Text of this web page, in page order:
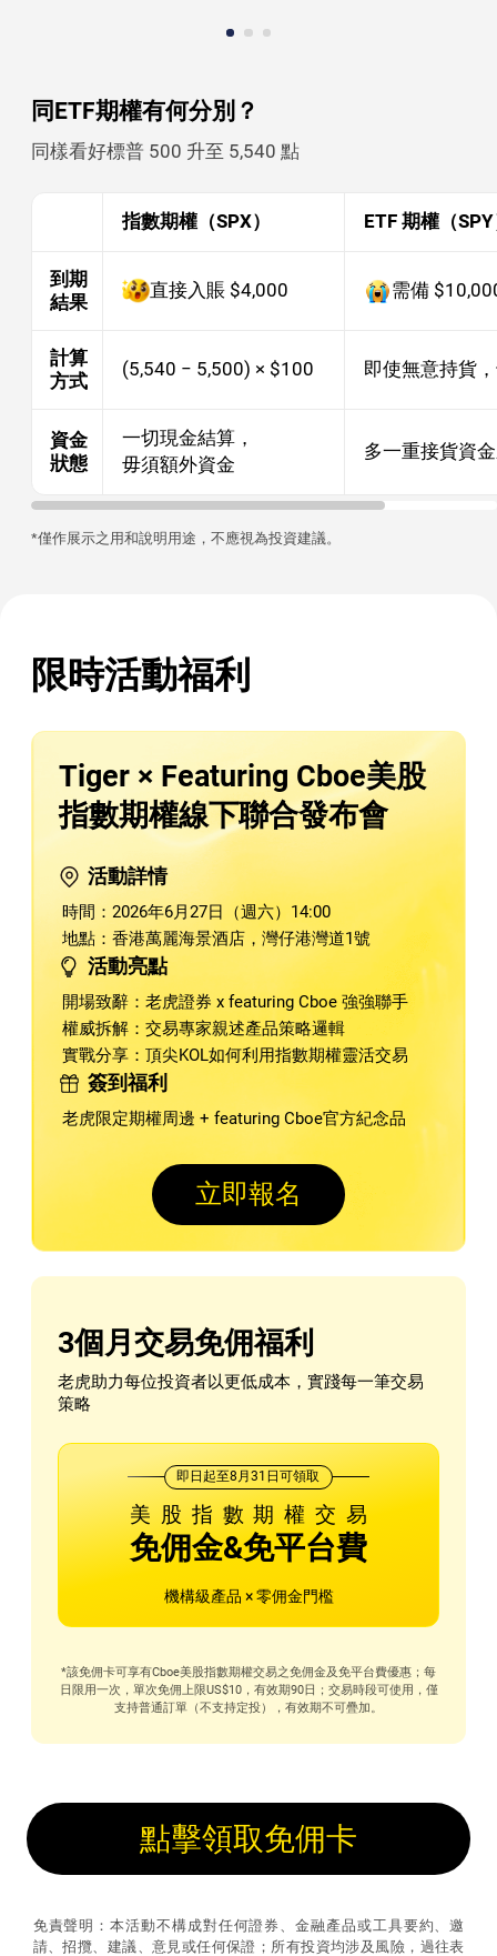
同ETF期權有何分別？
同樣看好標普 500 升至 5,540 點
指數期權（SPX） ETF 期權（
到期
結果
直接入賬 $4,000 需備
計算
方式
(5,540 − 5,500) × $100 即使無意持貨
資金
狀態
一切現金結算，
毋須額外資金
多一重接貨資
*僅作展示之用和說明用途，不應視為投資建議。
限時活動福利
Tiger × Featuring Cboe美股
指數期權線下聯合發布會
活動詳情
時間：2026年6月27日（週六）14:00
地點：香港萬麗海景酒店，灣仔港灣道1號
活動亮點
開場致辭：老虎證券 x featuring Cboe 強強聯手
權威拆解：交易專家親述產品策略邏輯
實戰分享：頂尖KOL如何利用指數期權靈活交易
簽到福利
老虎限定期權周邊 + featuring Cboe官方紀念品
立即報名
3個月交易免佣福利
老虎助力每位投資者以更低成本，實踐每一筆交易
策略
即日起至8月31日可領取
美股指數期權交易
免佣金&免平台費
機構級產品 × 零佣金門檻
*該免佣卡可享有Cboe美股指數期權交易之免佣金及免平台費優惠；每
日限用一次，單次免佣上限US$10，有效期90日；交易時段可使用，僅
支持普通訂單（不支持定投），有效期不可疊加。
點擊領取免佣卡
免責聲明：本活動不構成對任何證券、金融產品或工具要約、邀
請、招攬、建議、意見或任何保證；所有投資均涉及風險，過往表